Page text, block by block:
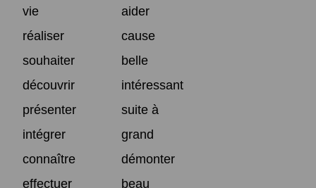
vie
aider
réaliser
cause
souhaiter
belle
découvrir
intéressant
présenter
suite à
intégrer
grand
connaître
démonter
effectuer
beau